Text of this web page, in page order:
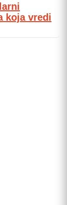
koja vredi